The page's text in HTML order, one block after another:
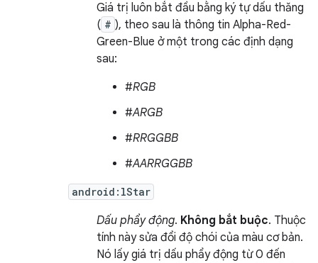
Giá trị luôn bắt đầu bằng ký tự dấu thăng
( # ), theo sau là thông tin Alpha-Red-
Green-Blue ở một trong các định dạng
sau:
#RGB
#ARGB
#RRGGBB
#AARRGGBB
android:lStar
Dấu phẩy động. Không bắt buộc. Thuộc
tính này sửa đổi độ chói của màu cơ bản.
Nó lấy giá trị dấu phẩy động từ 0 đến